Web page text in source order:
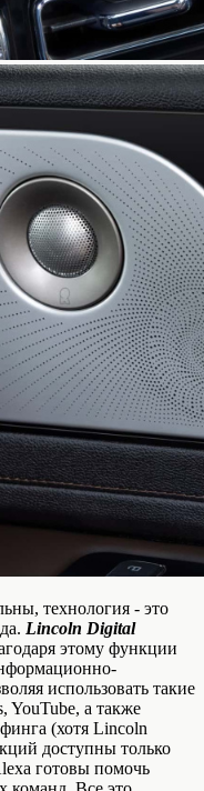
технология - это
Lincoln Digital
этому функции
использовать такие
YouTube, а также
(хотя Lincoln
доступны только
готовы помочь